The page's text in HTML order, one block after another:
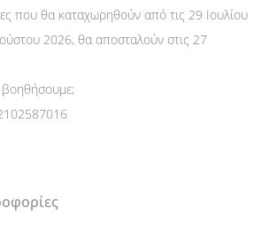
που θα καταχωρηθούν από τις 29 Ιουλίου
2026, θα αποσταλούν στις 27